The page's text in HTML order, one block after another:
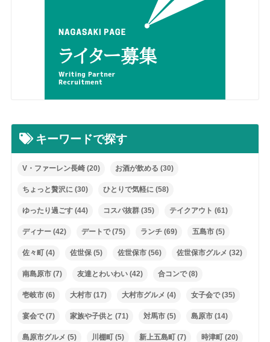
キーワードで探す
V・ファーレン長崎(20) お酒が飲める (30)
ちょっと贅沢に(30) ひとりで気軽に(58)
ゆったり過ごす(44) コスパ抜群(35) テイクアウト (61)
ディナー(42) デートで(75) ランチ(69) 五島市(5)
佐々町(4) 佐世保(5) 佐世保市(56) 佐世保市グルメ (32)
南島原市(7) 友達とわいわい(42) 合コンで(8)
壱岐市(6) 大村市(17) 大村市グルメ (4) 女子会で(35)
宴会で(7) 家族や子供と (71) 対馬市(5) 島原市(14)
島原市グルメ (5) 川棚町(5) 新上五島町(7) 時津町(20)